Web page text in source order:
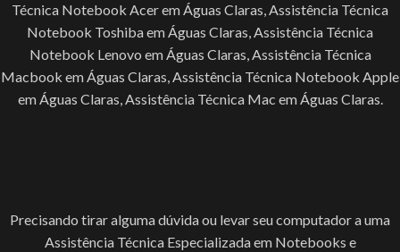
Técnica Notebook Acer em Águas Claras, Assistência Técnica
Notebook Toshiba em Águas Claras, Assistência Técnica
Notebook Lenovo em Águas Claras, Assistência Técnica
Macbook em Águas Claras, Assistência Técnica Notebook Apple
em Águas Claras, Assistência Técnica Mac em Águas Claras.
Precisando tirar alguma dúvida ou levar seu computador a uma
Assistência Técnica Especializada em Notebooks e